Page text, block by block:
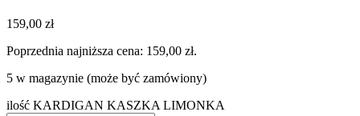
159,00 zł
Poprzednia najniższa cena: 159,00 zł.
5 w magazynie (może być zamówiony)
ilość KARDIGAN KASZKA LIMONKA